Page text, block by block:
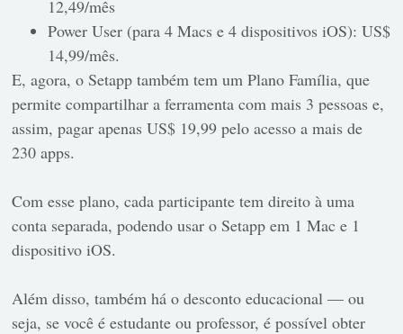
12,49/mês
Power User (para 4 Macs e 4 dispositivos iOS): US$
14,99/mês.
E, agora, o Setapp também tem um Plano Família, que
permite compartilhar a ferramenta com mais 3 pessoas e,
assim, pagar apenas US$ 19,99 pelo acesso a mais de
230 apps.
Com esse plano, cada participante tem direito à uma
conta separada, podendo usar o Setapp em 1 Mac e 1
dispositivo iOS.
Além disso, também há o desconto educacional — ou
seja, se você é estudante ou professor, é possível obter